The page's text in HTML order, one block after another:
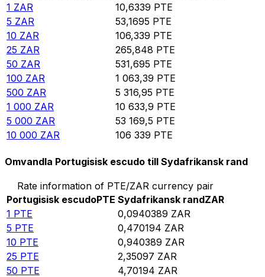
1 ZAR 10,6339 PTE
5 ZAR 53,1695 PTE
10 ZAR 106,339 PTE
25 ZAR 265,848 PTE
50 ZAR 531,695 PTE
100 ZAR 1 063,39 PTE
500 ZAR 5 316,95 PTE
1 000 ZAR 10 633,9 PTE
5 000 ZAR 53 169,5 PTE
10 000 ZAR 106 339 PTE
Omvandla Portugisisk escudo till Sydafrikansk rand
Rate information of PTE/ZAR currency pair
Portugisisk escudoPTE Sydafrikansk randZAR
1 PTE 0,0940389 ZAR
5 PTE 0,470194 ZAR
10 PTE 0,940389 ZAR
25 PTE 2,35097 ZAR
50 PTE 4,70194 ZAR